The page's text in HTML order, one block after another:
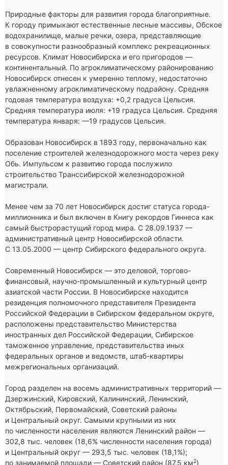
Природные факторы для развития города благоприятные.
К городу примыкают естественные лесные массивы, Обское
водохранилище, малые речки, озера, представляющие
в совокупности разнообразный комплекс рекреационных
ресурсов. Климат Новосибирска и его пригородов —
континентальный. По агроклиматическому районированию
Новосибирск отнесен к умеренно теплому, недостаточно
увлажненному агроклиматическому подрайону. Средняя
годовая температура воздуха: +0,2 градуса Цельсия.
Средняя температура июля: +19 градуса Цельсия. Средняя
температура января: —19 градусов Цельсия.
Образован Новосибирск в 1893 году, первоначально как
поселение строителей железнодорожного моста через реку
Обь. Импульсом к развитию города послужило
строительство Транссибирской железнодорожной
магистрали.
Менее чем за 70 лет Новосибирск достиг статуса города-
миллионника и был включен в Книгу рекордов Гиннеса как
самый быстрорастущий город мира. С 28.09.1937 —
административный центр Новосибирской области.
С 13.05.2000 — центр Сибирского федерального округа.
Современный Новосибирск — это деловой, торгово-
финансовый, научно-промышленный и культурный центр
азиатской части России. В Новосибирске находится
резиденция полномочного представителя Президента
Российской Федерации в Сибирском федеральном округе,
расположены представительство Министерства
иностранных дел Российской Федерации, Сибирское
таможенное управление, представительства иных
федеральных органов и ведомств, штаб-квартиры
межрегиональных организаций.
Город разделен на восемь административных территорий —
Дзержинский, Кировский, Калининский, Ленинский,
Октябрьский, Первомайский, Советский районы
и Центральный округ. Самыми крупными из них
по численности населения являются Ленинский район —
302,8 тыс. человек (18,6% численности населения города)
и Центральный округ — 293,5 тыс. человек (18,1%);
по занимаемой площади — Советский район (87,5 км2)